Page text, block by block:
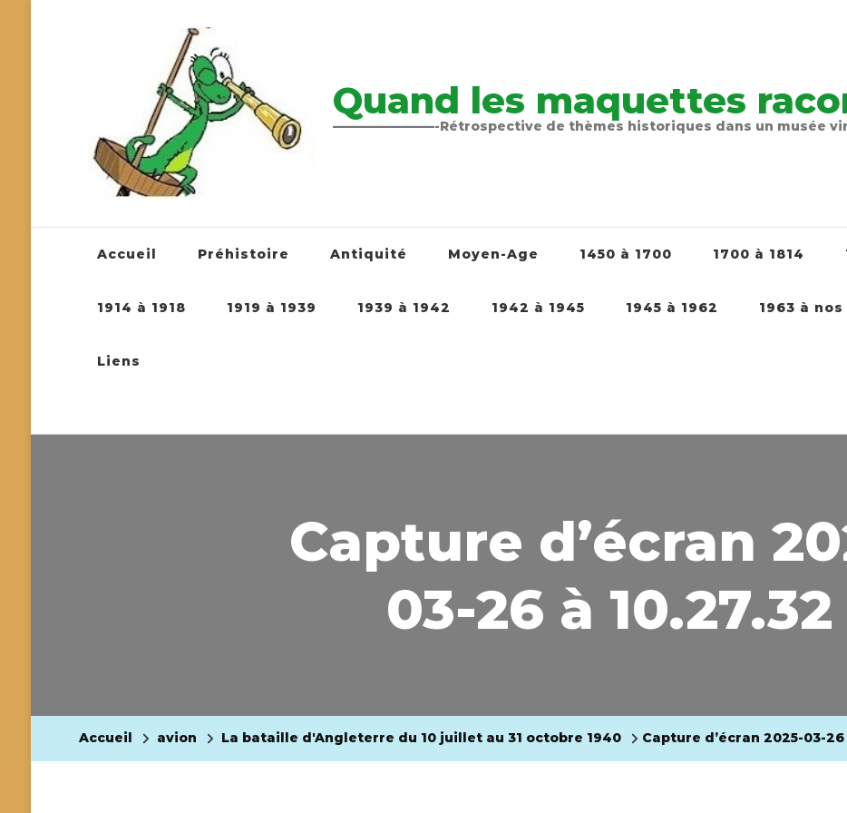
Quand les maquettes
————————-Rétrospective de thèmes historiques dans un
Accueil Préhistoire Antiquité Moyen-Age 1450 à 1700 1700 à 1814
1914 à 1918 1919 à 1939 1939 à 1942 1942 à 1945 1945 à 1962 1963 à
Liens
Capture d’écran
03-26 à 10.27.32
Accueil avion La bataille d'Angleterre du 10 juillet au 31 octobre 1940 Capture d’écran 2025-03-26